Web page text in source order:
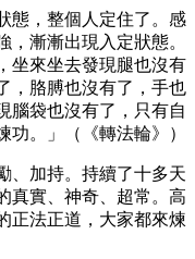
態，整個人定住了。感
漸漸出現入定狀態。
坐來坐去發現腿也沒有
，胳膊也沒有了，手也
腦袋也沒有了，只有自
。」（《轉法輪》）
、加持。持續了十多天
真實、神奇、超常。高
正法正道，大家都來煉